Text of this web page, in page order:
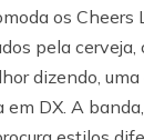
os Cheers
pela cerveja,
dizendo,
DX. A